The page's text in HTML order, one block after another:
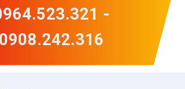
-
0908.242.316